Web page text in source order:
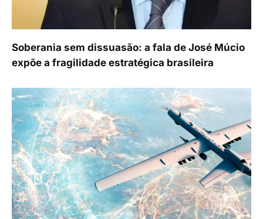
Soberania sem dissuasão: a fala de José Múcio
expõe a fragilidade estratégica brasileira